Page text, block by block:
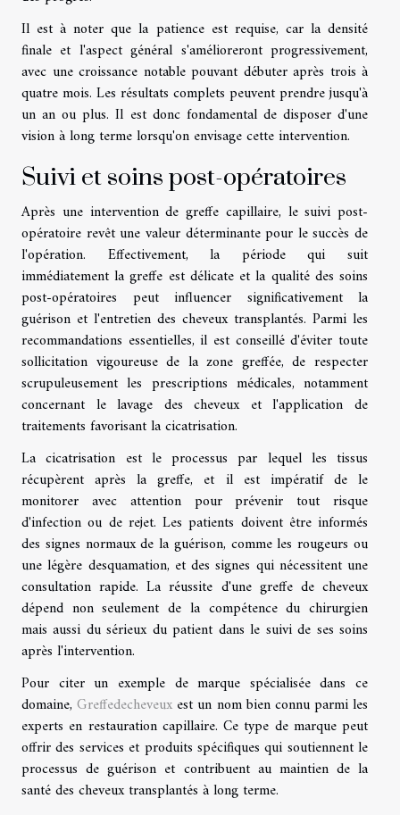
Il est à noter que la patience est requise, car la densité
finale et l'aspect général s'amélioreront progressivement,
avec une croissance notable pouvant débuter après trois à
quatre mois. Les résultats complets peuvent prendre jusqu'à
un an ou plus. Il est donc fondamental de disposer d'une
vision à long terme lorsqu'on envisage cette intervention.
Suivi et soins post-opératoires
Après une intervention de greffe capillaire, le suivi post-
opératoire revêt une valeur déterminante pour le succès de
l'opération. Effectivement, la période qui suit
immédiatement la greffe est délicate et la qualité des soins
post-opératoires peut influencer significativement la
guérison et l'entretien des cheveux transplantés. Parmi les
recommandations essentielles, il est conseillé d'éviter toute
sollicitation vigoureuse de la zone greffée, de respecter
scrupuleusement les prescriptions médicales, notamment
concernant le lavage des cheveux et l'application de
traitements favorisant la cicatrisation.
La cicatrisation est le processus par lequel les tissus
récupèrent après la greffe, et il est impératif de le
monitorer avec attention pour prévenir tout risque
d'infection ou de rejet. Les patients doivent être informés
des signes normaux de la guérison, comme les rougeurs ou
une légère desquamation, et des signes qui nécessitent une
consultation rapide. La réussite d'une greffe de cheveux
dépend non seulement de la compétence du chirurgien
mais aussi du sérieux du patient dans le suivi de ses soins
après l'intervention.
Pour citer un exemple de marque spécialisée dans ce
domaine,Greffedecheveux est un nom bien connu parmi les
experts en restauration capillaire. Ce type de marque peut
offrir des services et produits spécifiques qui soutiennent le
processus de guérison et contribuent au maintien de la
santé des cheveux transplantés à long terme.